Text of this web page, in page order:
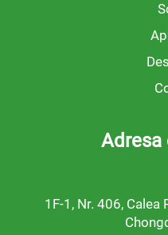
Adresa
1F-1, Nr. 406,